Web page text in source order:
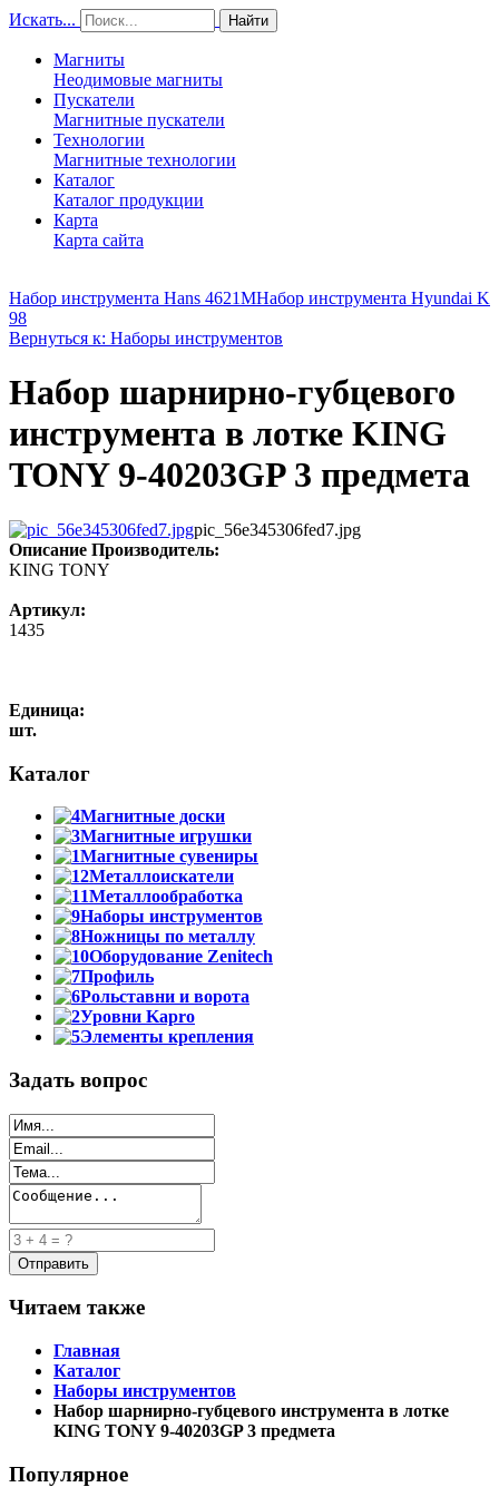
Искать... Найти
Магниты
Неодимовые магниты
Пускатели
Магнитные пускатели
Технологии
Магнитные технологии
Каталог
Каталог продукции
Карта
Карта сайта
Набор инструмента Hans 4621МНабор инструмента Hyundai K
98
Вернуться к: Наборы инструментов
Набор шарнирно-губцевого
инструмента в лотке KING
TONY 9-40203GP 3 предмета
pic_56e345306fed7.jpg
Описание Производитель:
KING TONY
Артикул:
1435
Единица:
шт.
Каталог
Магнитные доски
Магнитные игрушки
Магнитные сувениры
Металлоискатели
Металлообработка
Наборы инструментов
Ножницы по металлу
Оборудование Zenitech
Профиль
Рольставни и ворота
Уровни Kapro
Элементы крепления
Задать вопрос
Читаем также
Главная
Каталог
Наборы инструментов
Набор шарнирно-губцевого инструмента в лотке
KING TONY 9-40203GP 3 предмета
Популярное